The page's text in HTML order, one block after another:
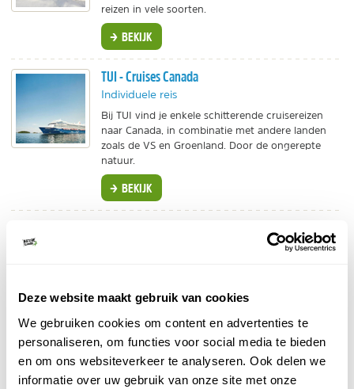
Deze website maakt gebruik van cookies
We gebruiken cookies om content en advertenties te
personaliseren, om functies voor social media te bieden
en om ons websiteverkeer te analyseren. Ook delen we
informatie over uw gebruik van onze site met onze
reizen in vele soorten.
BEKIJK
TUI - Cruises Canada
Individuele reis
Bij TUI vind je enkele schitterende cruisereizen
naar Canada, in combinatie met andere landen
zoals de VS en Groenland. Door de ongerepte
natuur.
BEKIJK
Vaargebieden Canada
westen van Canada. Het vaargebied in het oosten,
langs Québec en Saint John, wordt vaak gecombineerd
met New England in het noorden van de VS. De
vaarroutes aan de Westkust vertrekken meestal vanaf
Vancouver en varen langs de kust naar Alaska of het